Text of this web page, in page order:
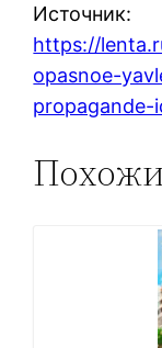
Источник:
https://
opasnoe-